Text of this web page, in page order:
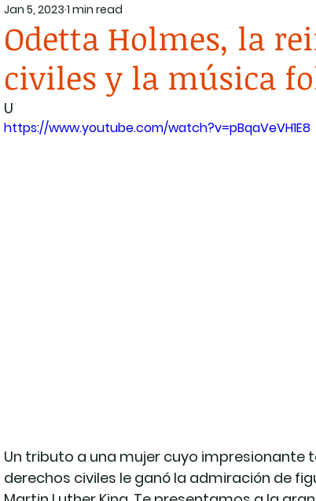
Mental N20 El Groove de CDMX
Odetta Holmes, la
civiles y la música
Jan 5, 2023 1 min read
U
https://www.youtube.com/watch?v=pBqaVeVH1E8
Un tributo a una mujer cuyo impresionante
derechos civiles le ganó la admiración de